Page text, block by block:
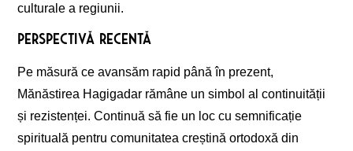
culturale a regiunii.
Perspectivă recentă
Pe măsură ce avansăm rapid până în prezent,
Mănăstirea Hagigadar rămâne un simbol al continuității
și rezistenței. Continuă să fie un loc cu semnificație
spirituală pentru comunitatea creștină ortodoxă din